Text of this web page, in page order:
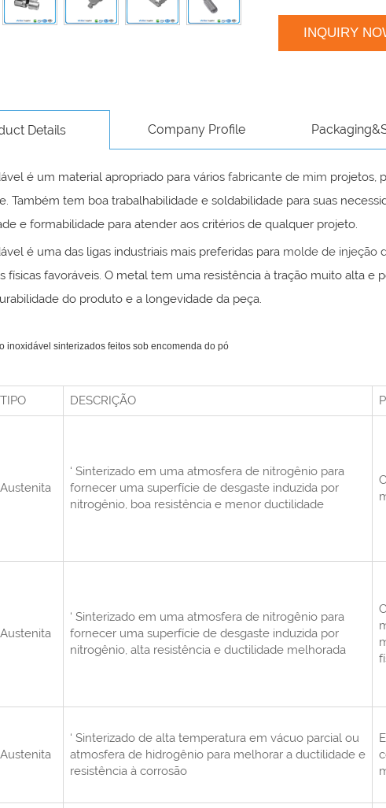
INQUIRY
Details Company Profile
é um material apropriado para vários fabricante de mim projetos,
Também tem boa trabalhabilidade e soldabilidade para suas
e formabilidade para atender aos critérios de qualquer projeto.
é uma das ligas industriais mais preferidas para molde de injeção
físicas favoráveis. O metal tem uma resistência à tração muito alta e
do produto e a longevidade da peça.
inoxidável sinterizados feitos sob encomenda do pó
TIPO DESCRIÇÃO
Austenita
‘ Sinterizado em uma atmosfera de nitrogênio para
fornecer uma superfície de desgaste induzida por
nitrogênio, boa resistência e menor ductilidade
Austenita
‘ Sinterizado em uma atmosfera de nitrogênio para
fornecer uma superfície de desgaste induzida por
nitrogênio, alta resistência e ductilidade melhorada
Austenita
‘ Sinterizado de alta temperatura em vácuo parcial ou
atmosfera de hidrogênio para melhorar a ductilidade e
resistência à corrosão